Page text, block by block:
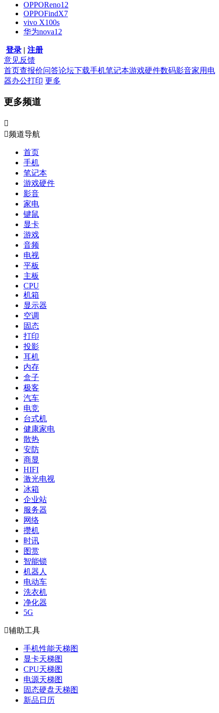
OPPOReno12
OPPOFindX7
vivo X100s
华为nova12
登录 | 注册
意见反馈
首页查报价问答论坛下载手机笔记本游戏硬件数码影音家用电
器办公打印 更多
更多频道

频道导航
首页
手机
笔记本
游戏硬件
影音
家电
键鼠
显卡
游戏
音频
电视
平板
主板
CPU
机箱
显示器
空调
固态
打印
投影
耳机
内存
盒子
极客
汽车
电竞
台式机
健康家电
散热
安防
商显
HIFI
激光电视
冰箱
企业站
服务器
网络
攒机
时讯
图赏
智能锁
机器人
电动车
洗衣机
净化器
5G
辅助工具
手机性能天梯图
显卡天梯图
CPU天梯图
电源天梯图
固态硬盘天梯图
新品日历